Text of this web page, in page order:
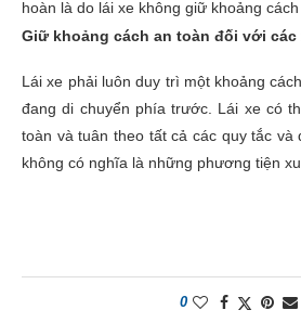
hoàn là do lái xe không giữ khoảng
Giữ khoảng cách an toàn đối với các
Lái xe phải luôn duy trì một khoảng
đang di chuyển phía trước. Lái xe có
toàn và tuân theo tất cả các quy tắc và
không có nghĩa là những phương tiện
0